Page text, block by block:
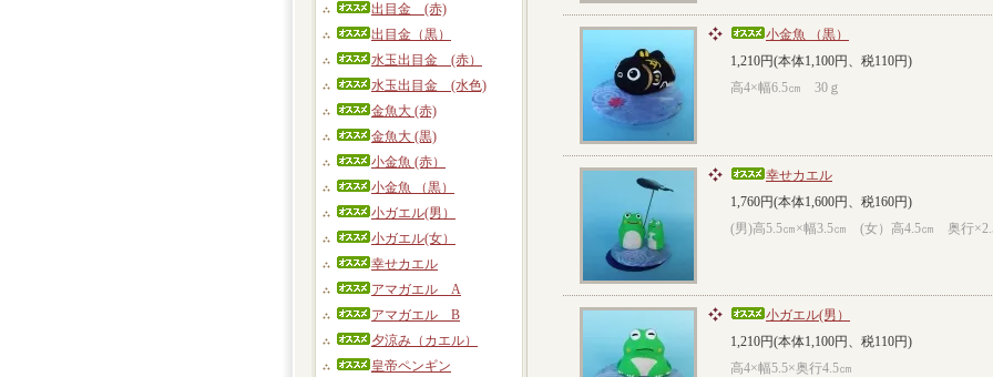
出目金 (赤)
出目金（黒）
水玉出目金 (赤）
水玉出目金 (水色)
金魚大 (赤)
金魚大 (黒)
小金魚 (赤）
小金魚 （黒）
小ガエル(男）
小ガエル(女）
幸せカエル
アマガエル A
アマガエル B
夕涼み（カエル）
皇帝ペンギン
小金魚 （黒）
1,210円(本体1,100円、税110円)
高4×幅6.5㎝ 30ｇ
幸せカエル
1,760円(本体1,600円、税160円)
(男)高5.5㎝×幅3.5㎝ (女）高4.5㎝ 奥行
小ガエル(男）
1,210円(本体1,100円、税110円)
高4×幅5.5×奥行4.5㎝